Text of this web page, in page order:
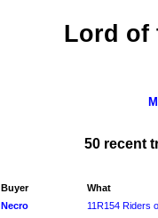
Lord of
50 recent
Buyer
What
Necro
11R154 Riders